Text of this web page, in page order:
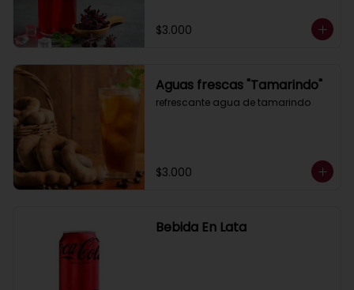
$3.000
Aguas frescas "Tamarindo"
refrescante agua de tamarindo
$3.000
Bebida En Lata